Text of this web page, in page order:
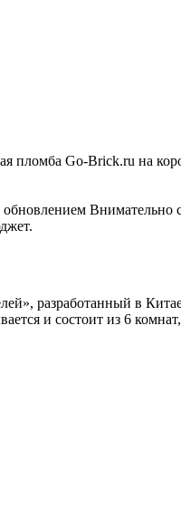
пломба Go-Brick.ru на
Внимательно
разработанный в
и состоит из 6